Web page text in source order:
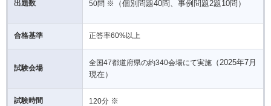
出題数 50問 ※（個別問題40問、事例問題2題10問）
合格基準 正答率60%以上
試験会場
全国47都道府県の約340会場にて実施 （2025年7月
現在）
試験時間 120分 ※